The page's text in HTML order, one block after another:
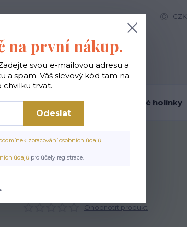
KONTAKTY CZK
Doplňky Designové holínky
City sv.šedé Kabelka City - Krokus
Ohodnotit produkt
na první nákup.
svou e-mailovou adresu a
a spam. Váš slevový kód tam na
chvilku trvat.
Odeslat
zpracování osobních údajů.
údajů pro účely registrace.